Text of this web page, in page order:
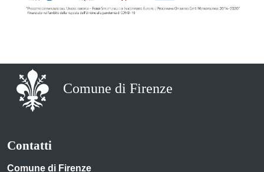
Comune di Firenze
Contatti
Comune di Firenze